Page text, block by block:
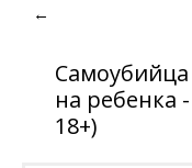
←
Самоубийца
на ребенка
18+)